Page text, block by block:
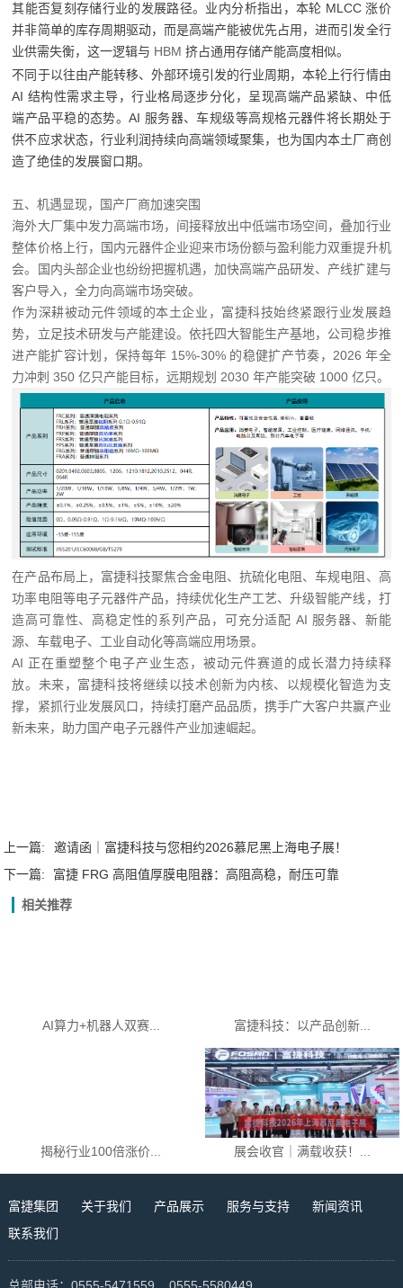
其能否复刻存储行业的发展路径。业内分析指出，本轮 MLCC 涨价
并非简单的库存周期驱动，而是高端产能被优先占用，进而引发全行
业供需失衡，这一逻辑与 HBM 挤占通用存储产能高度相似。
不同于以往由产能转移、外部环境引发的行业周期，本轮上行行情由
AI 结构性需求主导，行业格局逐步分化，呈现高端产品紧缺、中低
端产品平稳的态势。AI 服务器、车规级等高规格元器件将长期处于
供不应求状态，行业利润持续向高端领域聚集，也为国内本土厂商创
造了绝佳的发展窗口期。
五、机遇显现，国产厂商加速突围
海外大厂集中发力高端市场，间接释放出中低端市场空间，叠加行业
整体价格上行，国内元器件企业迎来市场份额与盈利能力双重提升机
会。国内头部企业也纷纷把握机遇，加快高端产品研发、产线扩建与
客户导入，全力向高端市场突破。
作为深耕被动元件领域的本土企业，富捷科技始终紧跟行业发展趋
势，立足技术研发与产能建设。依托四大智能生产基地，公司稳步推
进产能扩容计划，保持每年 15%-30% 的稳健扩产节奏，2026 年全
力冲刺 350 亿只产能目标，远期规划 2030 年产能突破 1000 亿只。
在产品布局上，富捷科技聚焦合金电阻、抗硫化电阻、车规电阻、高
功率电阻等电子元器件产品，持续优化生产工艺、升级智能产线，打
造高可靠性、高稳定性的系列产品，可充分适配 AI 服务器、新能
源、车载电子、工业自动化等高端应用场景。
AI 正在重塑整个电子产业生态，被动元件赛道的成长潜力持续释
放。未来，富捷科技将继续以技术创新为内核、以规模化智造为支
撑，紧抓行业发展风口，持续打磨产品品质，携手广大客户共赢产业
新未来，助力国产电子元器件产业加速崛起。
上一篇:
邀请函｜富捷科技与您相约2026慕尼黑上海电子展！
下一篇:
富捷 FRG 高阻值厚膜电阻器：高阻高稳，耐压可靠
相关推荐
AI算力+机器人双赛... 富捷科技：以产品创新...
揭秘行业100倍涨价... 展会收官｜满载收获！...
富捷集团 关于我们 产品展示 服务与支持
新闻资讯
联系我们